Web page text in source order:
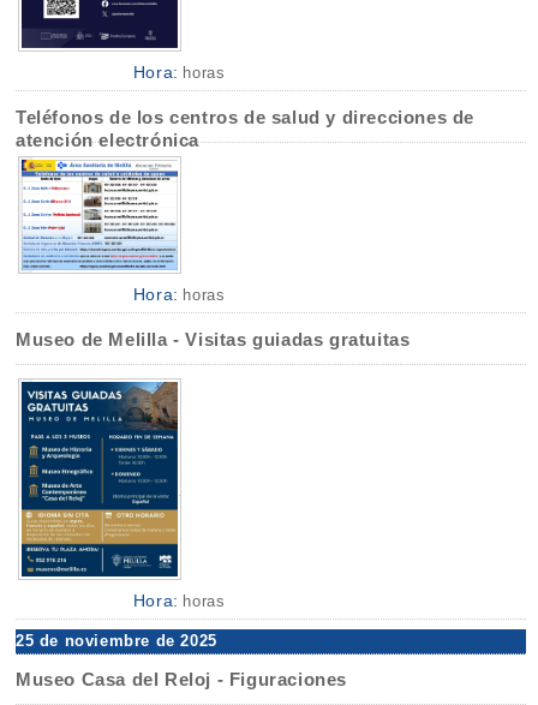
Hora: horas
Teléfonos de los centros de salud y direcciones de
atención electrónica
Hora: horas
Museo de Melilla - Visitas guiadas gratuitas
Hora: horas
25 de noviembre de 2025
Museo Casa del Reloj - Figuraciones